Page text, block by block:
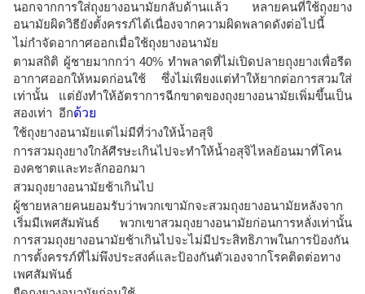
นอกจากการใส่ถุงยางอนามัยกลับด้านแล้ว หลายคนที่ใช้ถุงยาง
อนามัยผิดวิธียังตั้งครรภ์ได้เนื่องจากความผิดพลาดดังต่อไปนี้
ไม่กำจัดอากาศออกเมื่อใช้ถุงยางอนามัย
ตามสถิติ ผู้ชายมากกว่า 40% ทำพลาดที่ไม่เปิดปลายถุงยางเพื่อรีด
อากาศออกให้หมดก่อนใช้ ซึ่งไม่เพียงแต่ทำให้ยากต่อการสวมใส่
เท่านั้น แต่ยังทำให้อัตราการฉีกขาดของถุงยางอนามัยเพิ่มขึ้นเป็น
สองเท่า อีกด้วย
ใช้ถุงยางอนามัยแต่ไม่มีที่ว่างให้น้ำอสุจิ
การสวมถุงยางใกล้ศีรษะเกินไปจะทำให้น้ำอสุจิไหลย้อนมาที่โคน
องคชาตและทะลักออกมา
สวมถุงยางอนามัยช้าเกินไป
ผู้ชายหลายคนยอมรับว่าพวกเขามักจะสวมถุงยางอนามัยหลังจาก
เริ่มมีเพศสัมพันธ์ พวกเขาสวมถุงยางอนามัยก่อนการหลั่งเท่านั้น
การสวมถุงยางอนามัยช้าเกินไปจะไม่มีประสิทธิภาพในการป้องกัน
การตั้งครรภ์ที่ไม่พึงประสงค์และป้องกันตัวเองจากโรคติดต่อทาง
เพศสัมพันธ์